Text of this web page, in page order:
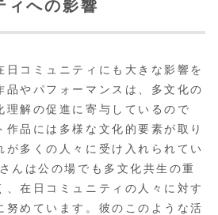
ィへの影響
日コミュニティにも大きな影響を
品やパフォーマンスは、多文化の
理解の促進に寄与しているので
品には多様な文化的要素が取り
が多くの人々に受け入れられてい
んは公の場でも多文化共生の重
、在日コミュニティの人々に対す
努めています。彼のこのような活